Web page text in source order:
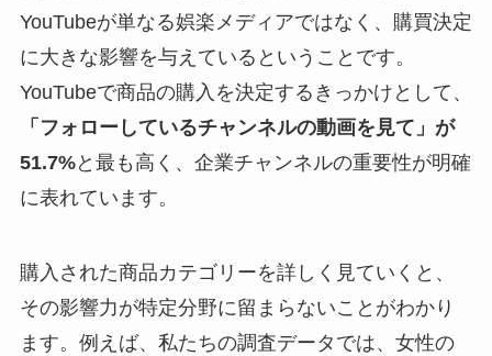
YouTubeが単なる娯楽メディアではなく、購買決定
に大きな影響を与えているということです。
YouTubeで商品の購入を決定するきっかけとして、
「フォローしているチャンネルの動画を見て」が
51.7%と最も高く、企業チャンネルの重要性が明確
に表れています。
購入された商品カテゴリーを詳しく見ていくと、
その影響力が特定分野に留まらないことがわかり
ます。例えば、私たちの調査データでは、女性の